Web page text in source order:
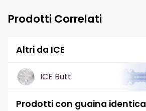
Prodotti Correlati
Altri da ICE
ICE Butt
Prodotti con guaina identica